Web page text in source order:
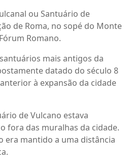
ou Santuário de
de Roma, no sopé do Monte
Romano.
mais antigos da
datado do século 8
à expansão da cidade
de Vulcano estava
fora das muralhas da cidade.
era mantido a uma distância